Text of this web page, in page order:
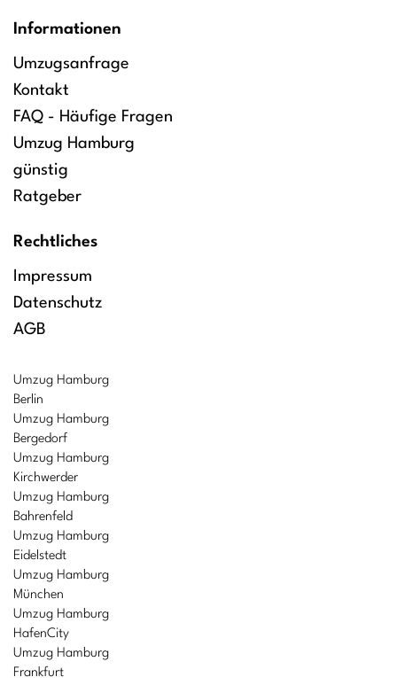
Informationen
Umzugsanfrage
Kontakt
FAQ - Häufige Fragen
Umzug Hamburg
günstig
Ratgeber
Rechtliches
Impressum
Datenschutz
AGB
Umzug Hamburg
Berlin
Umzug Hamburg
Bergedorf
Umzug Hamburg
Kirchwerder
Umzug Hamburg
Bahrenfeld
Umzug Hamburg
Eidelstedt
Umzug Hamburg
München
Umzug Hamburg
HafenCity
Umzug Hamburg
Frankfurt